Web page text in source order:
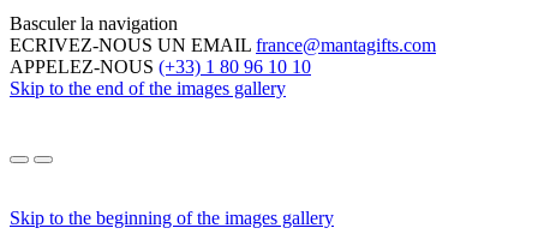
Basculer la navigation
ECRIVEZ-NOUS UN EMAIL france@mantagifts.com
APPELEZ-NOUS (+33) 1 80 96 10 10
Skip to the end of the images gallery
Skip to the beginning of the images gallery